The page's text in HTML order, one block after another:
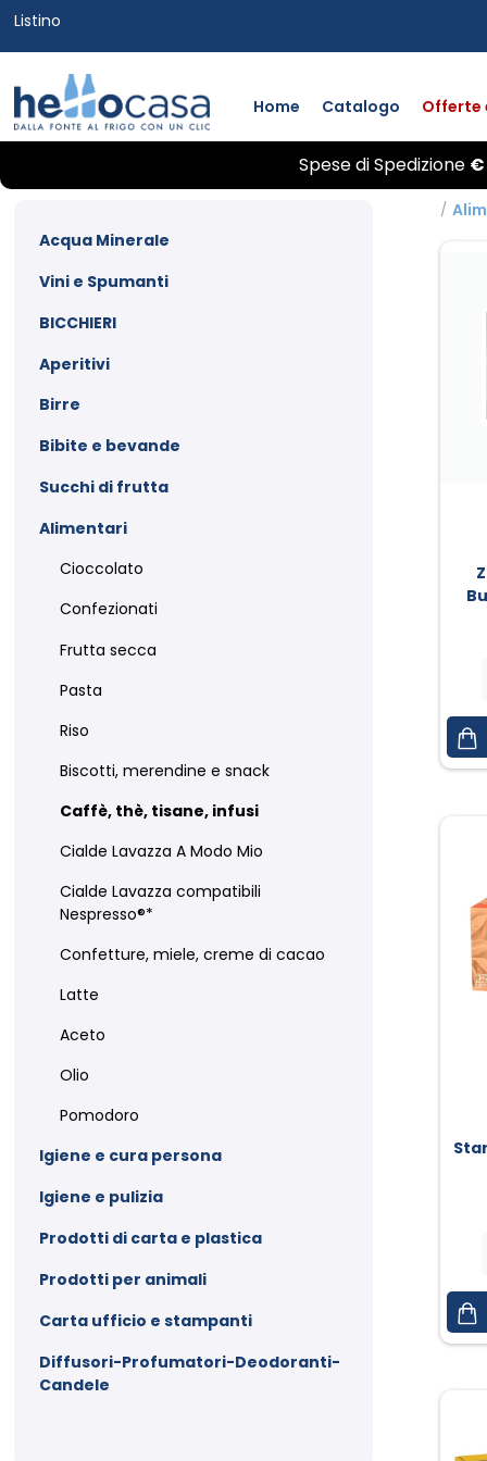
Listino
Home Catalogo Offerte
Spese diSpedizione
Acqua Minerale
Vini e Spumanti
BICCHIERI
Aperitivi
Birre
Bibite e bevande
Succhi di frutta
Alimentari
Cioccolato
Confezionati
Frutta secca
Pasta
Riso
Biscotti, merendine e snack
Caffè, thè, tisane, infusi
Cialde Lavazza A Modo Mio
Cialde Lavazza compatibili
Nespresso®*
Confetture, miele, creme di cacao
Latte
Aceto
Olio
Pomodoro
Igiene e cura persona
Igiene e pulizia
Prodotti di carta e plastica
Prodotti per animali
Carta ufficio e stampanti
Diffusori-Profumatori-Deodoranti-
Candele
/